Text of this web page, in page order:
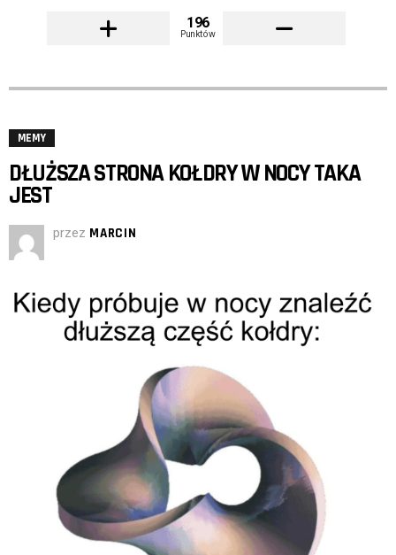
196
Punktów
MEMY
DŁUŻSZA STRONA KOŁDRY W NOCY TAKA
JEST
przez MARCIN